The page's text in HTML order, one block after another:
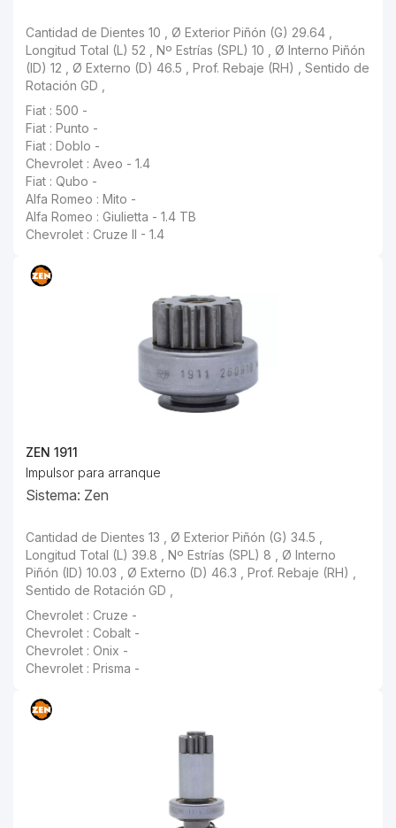
Cantidad de Dientes 10 , Ø Exterior Piñón (G) 29.64 , Longitud Total (L) 52 , Nº Estrías (SPL) 10 , Ø Interno Piñón (ID) 12 , Ø Externo (D) 46.5 , Prof. Rebaje (RH) , Sentido de Rotación GD ,
Fiat : 500 -
Fiat : Punto -
Fiat : Doblo -
Chevrolet : Aveo - 1.4
Fiat : Qubo -
Alfa Romeo : Mito -
Alfa Romeo : Giulietta - 1.4 TB
Chevrolet : Cruze II - 1.4
ZEN 1911
Impulsor para arranque
Sistema: Zen
Cantidad de Dientes 13 , Ø Exterior Piñón (G) 34.5 , Longitud Total (L) 39.8 , Nº Estrías (SPL) 8 , Ø Interno Piñón (ID) 10.03 , Ø Externo (D) 46.3 , Prof. Rebaje (RH) , Sentido de Rotación GD ,
Chevrolet : Cruze -
Chevrolet : Cobalt -
Chevrolet : Onix -
Chevrolet : Prisma -